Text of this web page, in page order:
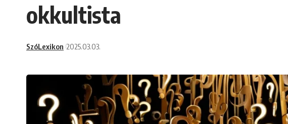
okkultista
SzóLexikon 2025.03.03.